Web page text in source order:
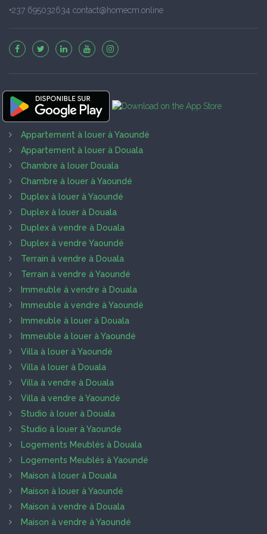
+237 695032634 contact@homecm.online
Appartement à louer à Yaoundé
Appartement à louer à Douala
Chambre à louer Douala
Chambre à louer à Yaoundé
Duplex à louer à Yaoundé
Duplex à louer à Douala
Duplex à vendre à Douala
Duplex à vendre Yaoundé
Terrain à vendre à Douala
Terrain à vendre à Yaoundé
Immeuble à vendre à Douala
Immeuble à vendre à Yaoundé
Immeuble à louer à Douala
Immeuble à louer à Yaoundé
Villa à louer à Yaoundé
Villa à louer à Douala
Villa à vendre à Douala
Villa à vendre à Yaoundé
Studio à louer à Douala
Studio à louer à Yaoundé
Logements Meublés à Douala
Logements Meublés à Yaoundé
Maison à louer à Douala
Maison à louer à Yaoundé
Maison à vendre à Douala
Maison à vendre à Yaoundé